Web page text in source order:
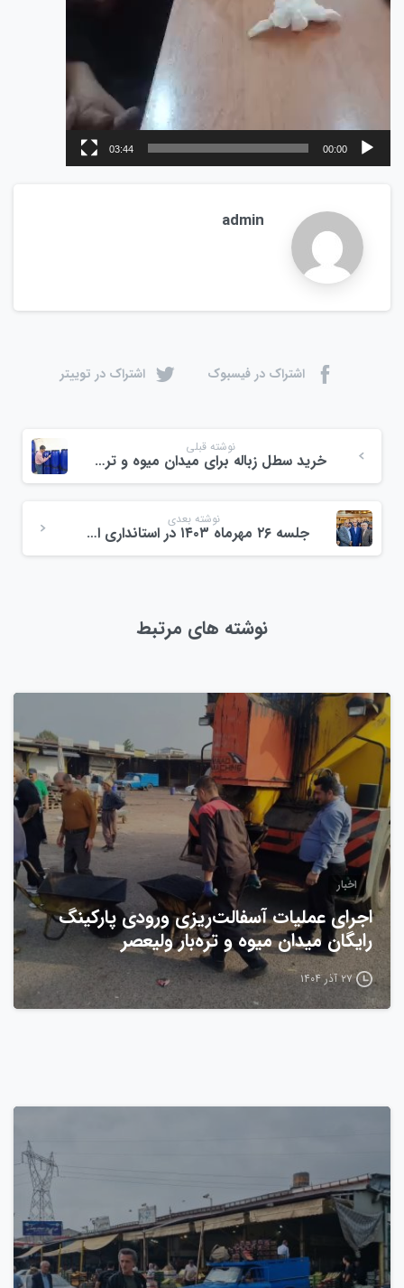
00:00
03:44
admin
اشتراک در فیسبوک اشتراک در توییتر
نوشته قبلی
خرید سطل زباله برای میدان میوه و تره بار ولیعصر
نوشته بعدی
جلسه ۲۶ مهرماه ۱۴۰۳ در استانداری استان گیلان
نوشته های مرتبط
اخبار
اجرای عملیات آسفالت‌ریزی ورودی پارکینگ
رایگان میدان میوه و تره‌بار ولیعصر
۲۷ آذر ۱۴۰۴